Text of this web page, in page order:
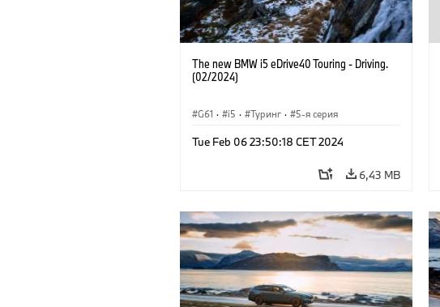
The new BMW i5 eDrive40 Touring - Driving.
(02/2024)
G61 · i5 · Туринг · 5-я серия
Tue Feb 06 23:50:18 CET 2024
6,43 MB